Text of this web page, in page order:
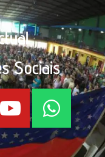
Sociais